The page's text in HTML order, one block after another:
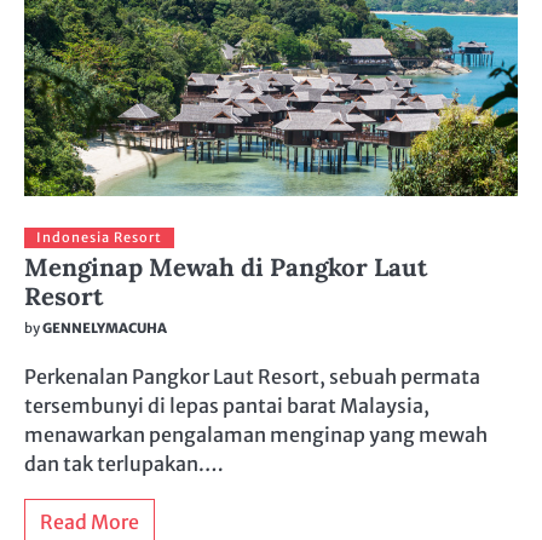
Indonesia Resort
Menginap Mewah di Pangkor Laut
Resort
byGENNELYMACUHA
Perkenalan Pangkor Laut Resort, sebuah permata
tersembunyi di lepas pantai barat Malaysia,
menawarkan pengalaman menginap yang mewah
dan tak terlupakan.…
Read More